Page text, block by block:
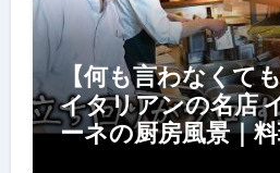
【何も言わなくて
イタリアンの名店
ーネの厨房風景｜